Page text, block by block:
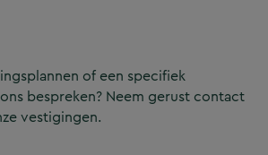
of een specifiek
bespreken? Neem gerust contact
vestigingen.